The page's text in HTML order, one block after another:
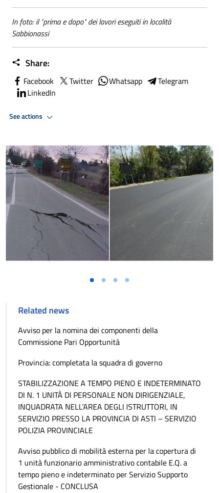
In foto: il "prima e dopo" dei lavori eseguiti in località
Sabbionassi
Share:
Facebook Twitter Whatsapp
Telegram
LinkedIn
See actions
Related news
Avviso per la nomina dei componenti della
Commissione Pari Opportunità
Provincia: completata la squadra di governo
STABILIZZAZIONE A TEMPO PIENO E INDETERMINATO
DI N. 1 UNITÀ DI PERSONALE NON DIRIGENZIALE,
INQUADRATA NELL’AREA DEGLI ISTRUTTORI, IN
SERVIZIO PRESSO LA PROVINCIA DI ASTI – SERVIZIO
POLIZIA PROVINCIALE
Avviso pubblico di mobilità esterna per la copertura di
1 unità funzionario amministrativo contabile E.Q. a
tempo pieno e indeterminato per Servizio Supporto
Gestionale - CONCLUSA